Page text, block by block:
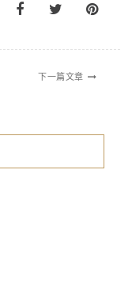
下一篇文章